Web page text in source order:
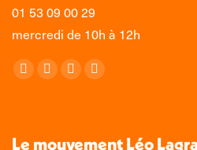
01 53 09 00 29
mercredi de 10h à 12h
Retrouvez-nous sur :
La
s'ouvre
La
s'ouvre
La
s'ouvre
La
s'ouvre
Le mouvement Léo